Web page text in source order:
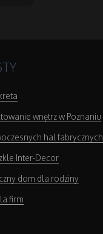
wnętrz w Poznaniu
hal fabrycznych
Inter-Decor
dom dla rodziny
firm